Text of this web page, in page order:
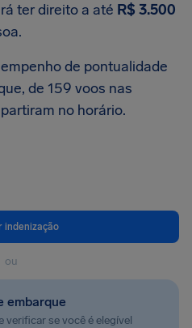
ter direito a até R$ 3.500
de pontualidade
de 159 voos nas
no horário.
indenização
ou
embarque
verificar se você é elegível